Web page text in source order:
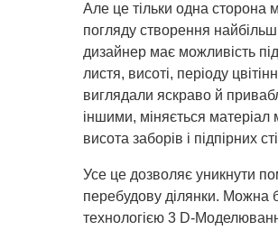
Але це тільки одна сторона
погляду створення
дизайнер має можливість
листя, висоті, періоду
виглядали яскраво й
іншими, міняється
висота заборів і підпірних
Усе це дозволяє уникнути
перебудову ділянки. Можна
технологією 3 D-